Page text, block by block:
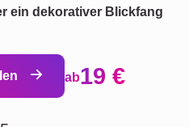
ein dekorativer Blickfang
ab19 €